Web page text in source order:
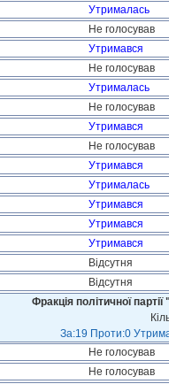
Утрималась
Не голосував
Утримався
Не голосував
Утрималась
Не голосував
Утримався
Не голосував
Утримався
Утрималась
Утримався
Утримався
Утримався
Відсутня
Відсутня
Фракція політичної
За:19 Проти:0
Не голосував
Не голосував